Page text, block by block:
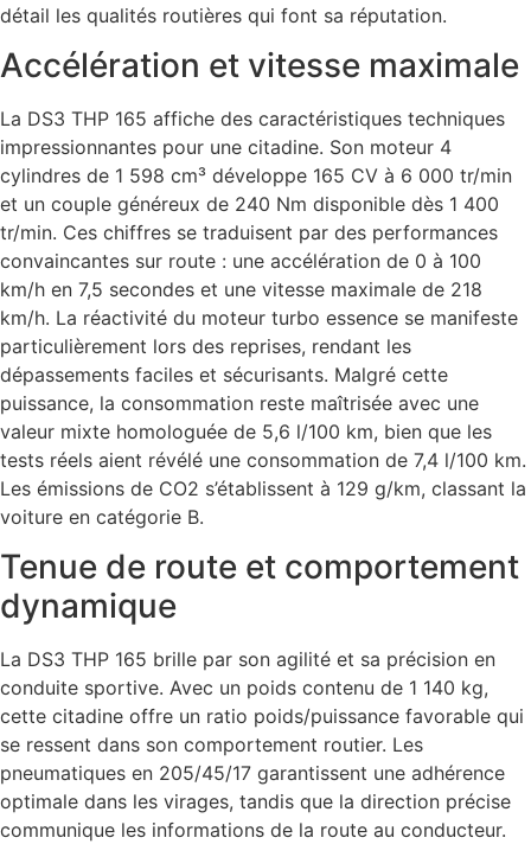
détail les qualités routières qui font sa réputation.
Accélération et vitesse maximale
La DS3 THP 165 affiche des caractéristiques techniques
impressionnantes pour une citadine. Son moteur 4
cylindres de 1 598 cm³ développe 165 CV à 6 000 tr/min
et un couple généreux de 240 Nm disponible dès 1 400
tr/min. Ces chiffres se traduisent par des performances
convaincantes sur route : une accélération de 0 à 100
km/h en 7,5 secondes et une vitesse maximale de 218
km/h. La réactivité du moteur turbo essence se manifeste
particulièrement lors des reprises, rendant les
dépassements faciles et sécurisants. Malgré cette
puissance, la consommation reste maîtrisée avec une
valeur mixte homologuée de 5,6 l/100 km, bien que les
tests réels aient révélé une consommation de 7,4 l/100 km.
Les émissions de CO2 s’établissent à 129 g/km, classant la
voiture en catégorie B.
Tenue de route et comportement
dynamique
La DS3 THP 165 brille par son agilité et sa précision en
conduite sportive. Avec un poids contenu de 1 140 kg,
cette citadine offre un ratio poids/puissance favorable qui
se ressent dans son comportement routier. Les
pneumatiques en 205/45/17 garantissent une adhérence
optimale dans les virages, tandis que la direction précise
communique les informations de la route au conducteur.